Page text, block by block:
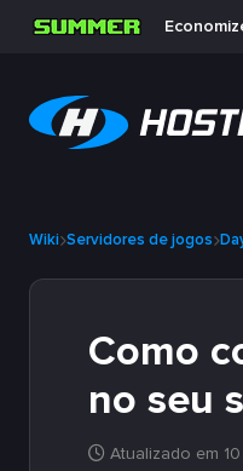
Wiki Servidores de jogos
Como
no seu
Atualizado em